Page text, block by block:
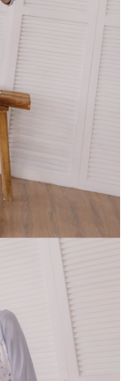
係目的，商店將以您的個人
大進項蒐集、處理及利用，
、核對及更正。
oppay.tw/userRule
頁面顯示為準，若有關於
，請聯繫「AFTEE先享後付
support/home
先享後付」服務完成之交
將交易相關給付款項請求債
護人之同意方可使用
損失，本公司不負相關責
號之用戶狀況，依本公司即
情形，本公司將視審查結果
。若發現惡意使用之情形，
額度並採取法律行動。